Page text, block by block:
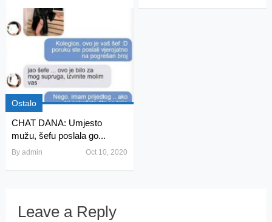
Ostalo
CHAT DANA: Umjesto
mužu, šefu poslala go...
By admin Oct 10, 2020
Leave a Reply